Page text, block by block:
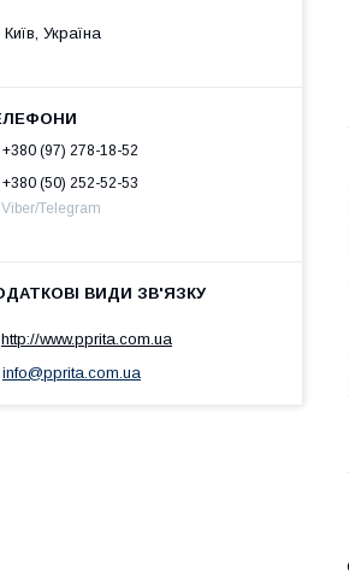
Київ, Україна
+380 (97) 278-18-52
+380 (50) 252-52-53
Viber/Telegram
http://www.pprita.com.ua
info@pprita.com.ua